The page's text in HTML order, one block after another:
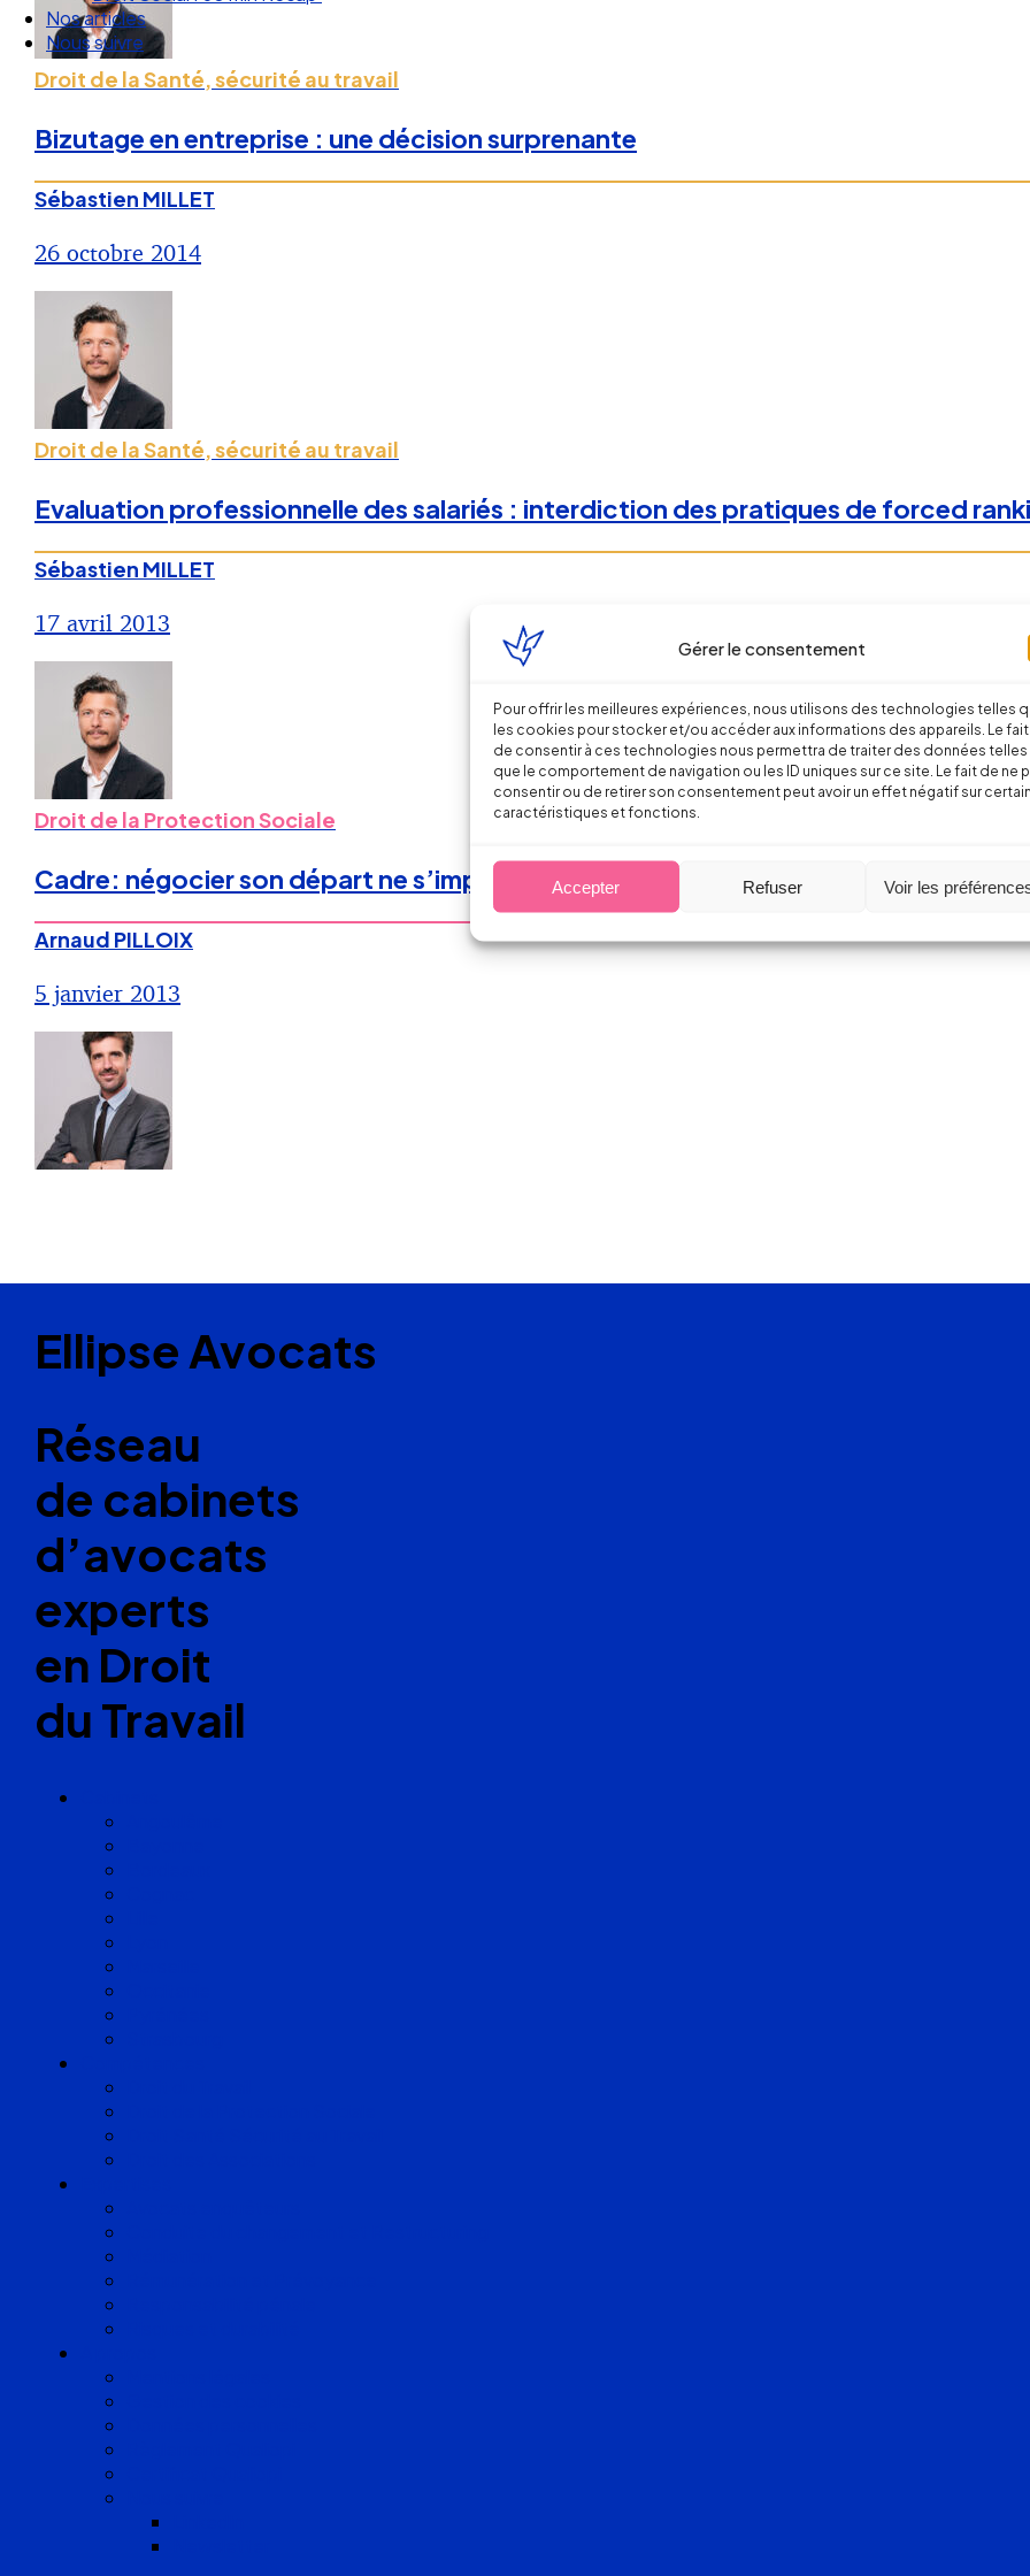
Gérer le consentement
Pour offrir les meilleures expériences, nous utilisons des technologies telles
les cookies pour stocker et/ou accéder aux informations des appareils. Le fait
de consentir à ces technologies nous permettra de traiter des données telles
que le comportement de navigation ou les ID uniques sur ce site. Le fait de ne
consentir ou de retirer son consentement peut avoir un effet négatif sur
caractéristiques et fonctions.
Accepter Refuser Voir les
Nos articles
Nous suivre
Droit de la Santé, sécurité au travail
Bizutage en entreprise : une décision surprenante
Sébastien MILLET
26 octobre 2014
Droit de la Santé, sécurité au travail
Evaluation professionnelle des salariés : interdiction des pratiques de forced
Sébastien MILLET
17 avril 2013
Droit de la Protection Sociale
Cadre: négocier son départ ne s’improvise pas !
Arnaud PILLOIX
5 janvier 2013
Ellipse Avocats
Réseau
de cabinets
d’avocats
experts
en Droit
du Travail